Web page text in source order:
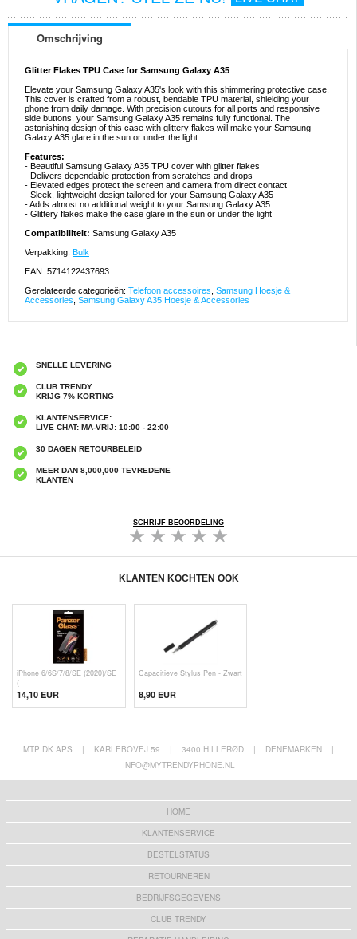
Omschrijving
Glitter Flakes TPU Case for Samsung Galaxy A35
Elevate your Samsung Galaxy A35's look with this shimmering protective case.
This cover is crafted from a robust, bendable TPU material, shielding your
phone from daily damage. With precision cutouts for all ports and responsive
side buttons, your Samsung Galaxy A35 remains fully functional. The
astonishing design of this case with glittery flakes will make your Samsung
Galaxy A35 glare in the sun or under the light.
Features:
- Beautiful Samsung Galaxy A35 TPU cover with glitter flakes
- Delivers dependable protection from scratches and drops
- Elevated edges protect the screen and camera from direct contact
- Sleek, lightweight design tailored for your Samsung Galaxy A35
- Adds almost no additional weight to your Samsung Galaxy A35
- Glittery flakes make the case glare in the sun or under the light
Compatibiliteit: Samsung Galaxy A35
Verpakking: Bulk
EAN: 5714122437693
Gerelateerde categorieën: Telefoon accessoires Samsung Hoesje &
Accessories Samsung Galaxy A35 Hoesje & Accessories
SNELLE LEVERING
CLUB TRENDY
KRIJG 7% KORTING
KLANTENSERVICE:
LIVE CHAT: MA-VRIJ: 10:00 - 22:00
30 DAGEN RETOURBELEID
MEER DAN 8,000,000 TEVREDENE
KLANTEN
SCHRIJF BEOORDELING
KLANTEN KOCHTEN OOK
iPhone 6/6S/7/8/SE (2020)/SE
(
14,10 EUR
Capacitieve Stylus Pen - Zwart
8,90 EUR
MTP DK APS | KARLEBOVEJ 59 | 3400 HILLERØD | DENEMARKEN
|
INFO@MYTRENDYPHONE.NL
HOME
KLANTENSERVICE
BESTELSTATUS
RETOURNEREN
BEDRIJFSGEGEVENS
CLUB TRENDY